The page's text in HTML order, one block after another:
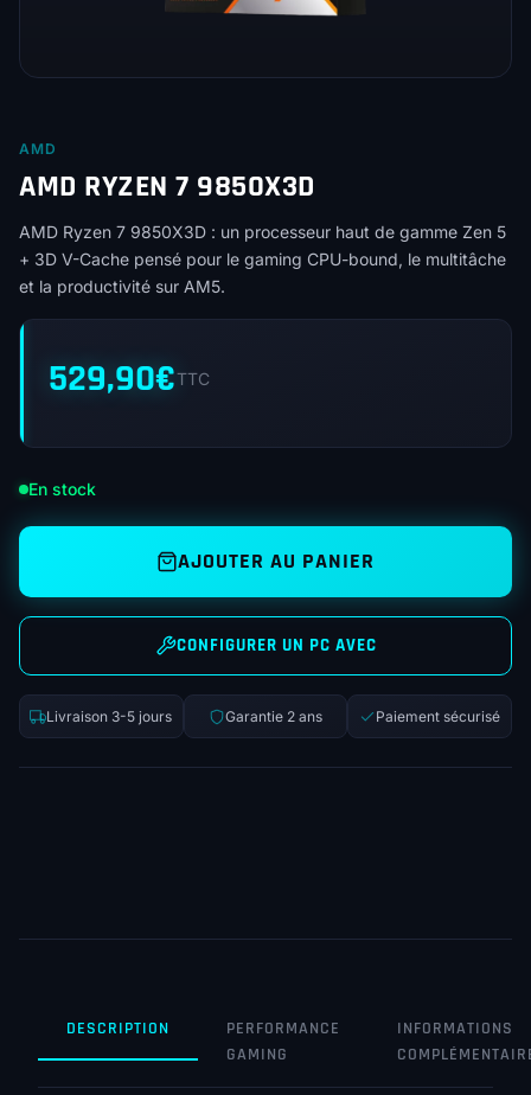
AMD
AMD RYZEN 7 9850X3D
AMD Ryzen 7 9850X3D : un processeur haut de gamme Zen 5
+ 3D V-Cache pensé pour le gaming CPU-bound, le multitâche
et la productivité sur AM5.
529,90€TTC
En stock
AJOUTER AU PANIER
CONFIGURER UN PC AVEC
Livraison 3-5 jours Garantie 2 ans Paiement sécurisé
DESCRIPTION
PERFORMANCE
GAMING
INFORMATIONS